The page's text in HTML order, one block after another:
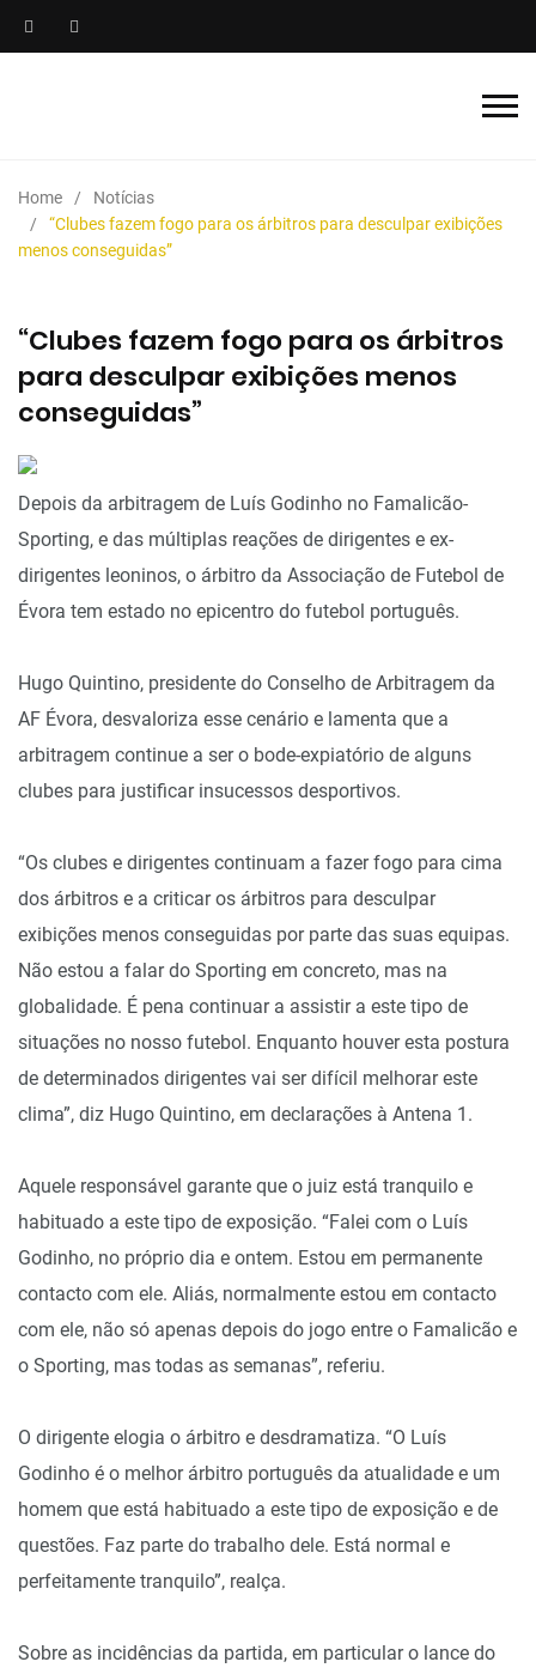
Home
Notícias
“Clubes fazem fogo para os árbitros para desculpar exibições
menos conseguidas”
“Clubes fazem fogo para os árbitros
para desculpar exibições menos
conseguidas”
Depois da arbitragem de Luís Godinho no Famalicão-
Sporting, e das múltiplas reações de dirigentes e ex-
dirigentes leoninos, o árbitro da Associação de Futebol de
Évora tem estado no epicentro do futebol português.
Hugo Quintino, presidente do Conselho de Arbitragem da
AF Évora, desvaloriza esse cenário e lamenta que a
arbitragem continue a ser o bode-expiatório de alguns
clubes para justificar insucessos desportivos.
“Os clubes e dirigentes continuam a fazer fogo para cima
dos árbitros e a criticar os árbitros para desculpar
exibições menos conseguidas por parte das suas equipas.
Não estou a falar do Sporting em concreto, mas na
globalidade. É pena continuar a assistir a este tipo de
situações no nosso futebol. Enquanto houver esta postura
de determinados dirigentes vai ser difícil melhorar este
clima”, diz Hugo Quintino, em declarações à Antena 1.
Aquele responsável garante que o juiz está tranquilo e
habituado a este tipo de exposição. “Falei com o Luís
Godinho, no próprio dia e ontem. Estou em permanente
contacto com ele. Aliás, normalmente estou em contacto
com ele, não só apenas depois do jogo entre o Famalicão e
o Sporting, mas todas as semanas”, referiu.
O dirigente elogia o árbitro e desdramatiza. “O Luís
Godinho é o melhor árbitro português da atualidade e um
homem que está habituado a este tipo de exposição e de
questões. Faz parte do trabalho dele. Está normal e
perfeitamente tranquilo”, realça.
Sobre as incidências da partida, em particular o lance do